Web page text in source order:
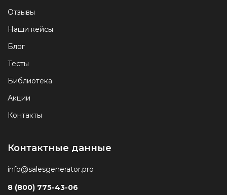
Отзывы
Наши кейсы
Блог
Тесты
Библиотека
Акции
Контакты
Контактные данные
info@salesgenerator.pro
8 (800) 775-43-06